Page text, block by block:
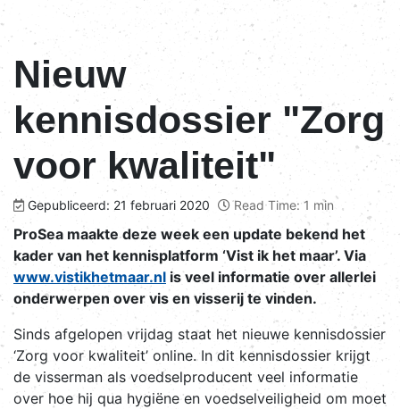
Nieuw
kennisdossier "Zorg
voor kwaliteit"
Gepubliceerd: 21 februari 2020 Read Time: 1 min
ProSea maakte deze week een update bekend het
kader van het kennisplatform ‘Vist ik het maar’. Via
www.vistikhetmaar.nl is veel informatie over allerlei
onderwerpen over vis en visserij te vinden.
Sinds afgelopen vrijdag staat het nieuwe kennisdossier
‘Zorg voor kwaliteit’ online. In dit kennisdossier krijgt
de visserman als voedselproducent veel informatie
over hoe hij qua hygiëne en voedselveiligheid om moet